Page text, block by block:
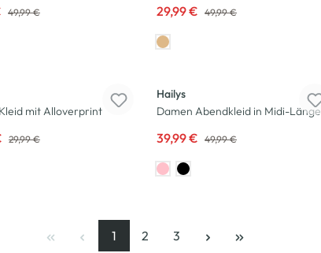
49,99 € 29,99 € 49,99 €
mit Alloverprint
29,99 €
Hailys
Damen Abendkleid in Midi-Länge
39,99 € 49,99 €
Seite
1
, aktuelle Seite
Seite
2
Seite
3